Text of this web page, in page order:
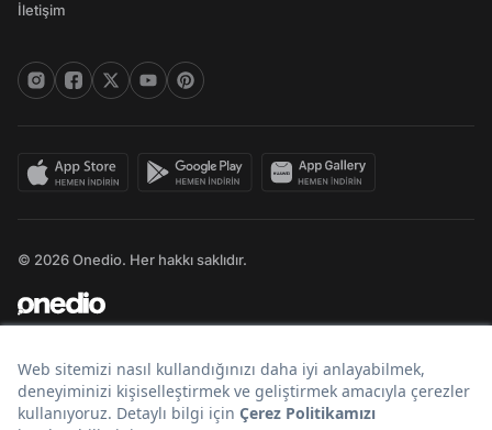
İletişim
© 2026 Onedio. Her hakkı saklıdır.
Bir markasıdır.